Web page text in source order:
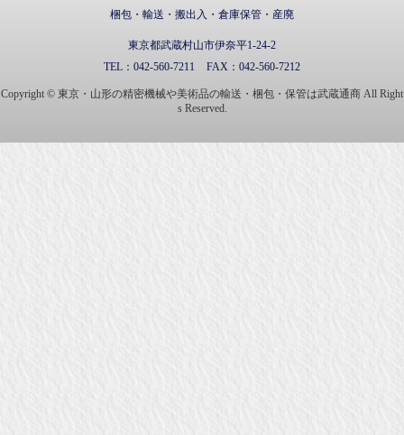
梱包・輸送・搬出入・倉庫保管・産廃
東京都武蔵村山市伊奈平1-24-2
TEL： 042-560-7211 FAX： 042-560-7212
Copyright © 東京・山形の精密機械や美術品の輸送・梱包・保管は武蔵通商 All Right
s Reserved.